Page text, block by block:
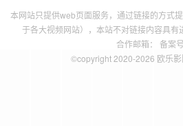
本网站只提供web页面服务，通过链接的方式
于各大视频网站），本站不对链接内容具
合作邮箱： 备案号
©copyright 2020-2026 欧乐